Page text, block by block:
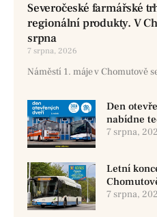
Severočeské farmářské
regionální produkty. V
srpna
7 srpna, 2026
Náměstí 1. máje v Chomutově
Den
nabídne
7 srpna,
Letní
využít
7 srpna,